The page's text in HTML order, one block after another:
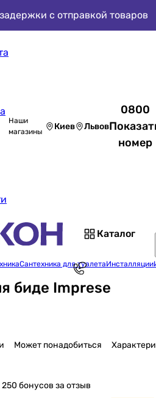
с отправкой товаров
Наши
магазины
Киев Львов
0800
номер
Каталог
Сантехника для туалетаИнсталляции
биде Imprese
Может понадобиться
250 бонусов за отзыв